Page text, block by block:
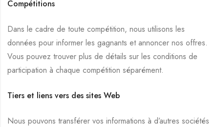
Compétitions
Dans le cadre de toute compétition, nous utilisons les
données pour informer les gagnants et annoncer nos offres.
Vous pouvez trouver plus de détails sur les conditions de
participation à chaque compétition séparément.
Tiers et liens vers des sites Web
Nous pouvons transférer vos informations à d’autres sociétés